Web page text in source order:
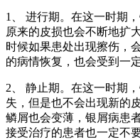
1、 进行期。在这一时期
原来的皮损也会不断地扩
时候如果患处出现擦伤，
的病情恢复，也会受到一
2、 静止期。在这一时期
失，但是也不会出现新的
鳞屑也会变薄，银屑病患
接受治疗的患者也一定不要